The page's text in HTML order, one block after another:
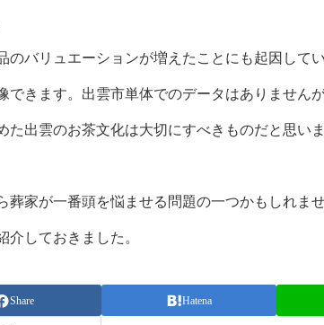
バリュエーションが増えたことにも起因して
できます。出雲市単体でのデータはありません
た出雲のお茶文化は大切にすべきものだと思い
家が一番頭を悩ませる問題の一つかもしれま
しておきました。
Share Hatena